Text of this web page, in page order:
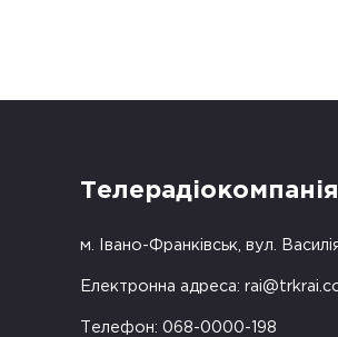
Телерадіокомпанія
м. Івано-Франківськ, вул.
Електронна адреса:
Телефон: 068-0000-198